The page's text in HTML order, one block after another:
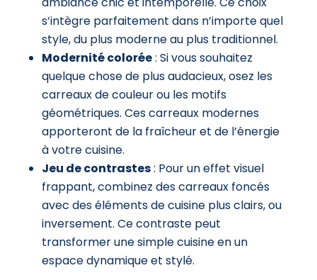
s’intègre parfaitement dans n’importe quel
style, du plus moderne au plus traditionnel.
Modernité colorée: Si vous souhaitez
quelque chose de plus audacieux, osez les
carreaux de couleur ou les motifs
géométriques. Ces carreaux modernes
apporteront de la fraîcheur et de l’énergie
à votre cuisine.
Jeu de contrastes: Pour un effet visuel
frappant, combinez des carreaux foncés
avec des éléments de cuisine plus clairs, ou
inversement. Ce contraste peut
transformer une simple cuisine en un
espace dynamique et stylé.